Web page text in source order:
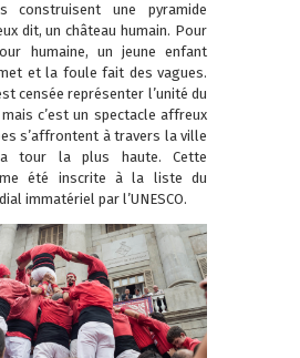
construisent une pyramide
dit, un château humain. Pour
humaine, un jeune enfant
et la foule fait des vagues.
censée représenter l’unité du
c’est un spectacle affreux
s’affrontent à travers la ville
tour la plus haute. Cette
été inscrite à la liste du
immatériel par l’UNESCO.